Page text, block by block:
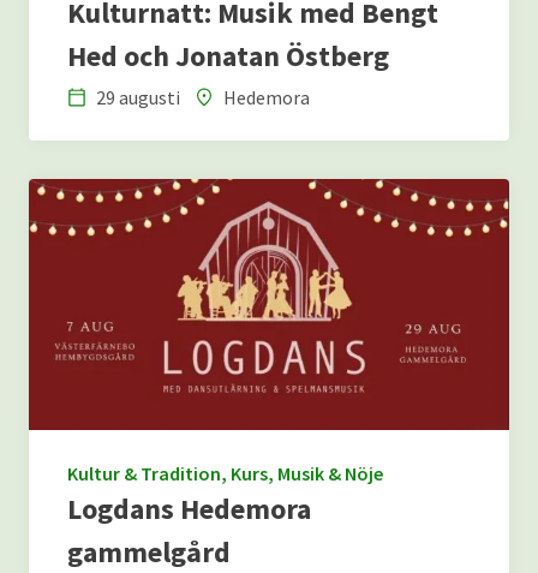
Kulturnatt: Musik med Bengt
Hed och Jonatan Östberg
29 augusti
Hedemora
Kultur & Tradition, Kurs, Musik & Nöje
Logdans Hedemora
gammelgård